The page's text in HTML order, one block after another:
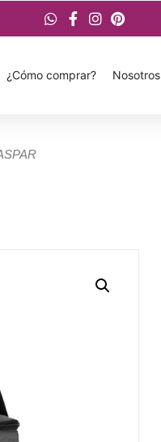
¿Cómo comprar? Nosotros